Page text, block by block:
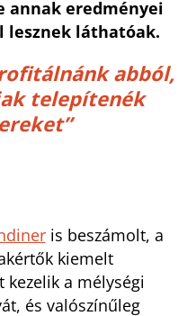
annak eredményei
lesznek láthatóak.
abból,
telepítenék
is beszámolt, a
kiemelt
kezelik a mélységi
és valószínűleg